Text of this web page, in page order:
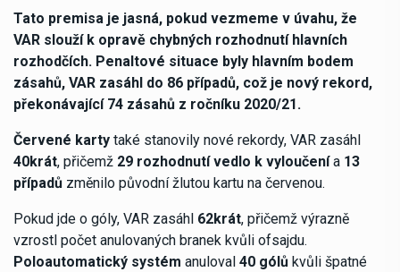
Tato premisa je jasná, pokud vezmeme v úvahu, že
VAR slouží k opravě chybných rozhodnutí hlavních
rozhodčích. Penaltové situace byly hlavním bodem
zásahů, VAR zasáhl do 86 případů, což je nový rekord,
překonávající 74 zásahů z ročníku 2020/21.
Červené karty také stanovily nové rekordy, VAR zasáhl
40krát, přičemž 29 rozhodnutí vedlo k vyloučenía 13
případů změnilo původní žlutou kartu na červenou.
Pokud jde o góly, VAR zasáhl 62krát, přičemž výrazně
vzrostl počet anulovaných branek kvůli ofsajdu.
Poloautomatický systém anuloval 40 gólů kvůli špatné